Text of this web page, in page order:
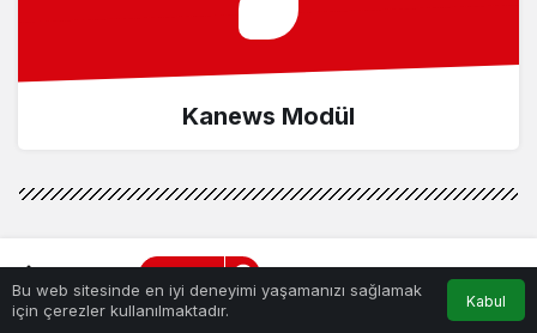
Kanews Modül
Haberler Yaşam
Balıkesir’de Başkan Akın
gençlerle bir araya geldi
Balıkesir’de Başkan Akın gençlerle bir
Bu web sitesinde en iyi deneyimi yaşamanızı sağlamak
için çerezler kullanılmaktadır.
Kabul